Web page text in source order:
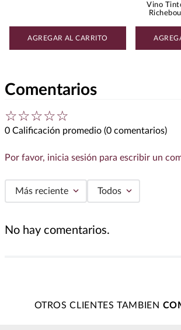
AGREGAR AL CARRITO
Vino
Comentarios
☆☆☆☆☆
0 Calificación promedio (0 comentarios)
Por favor, inicia sesión para escribir un
Más reciente Todos
No hay comentarios.
OTROS CLIENTES TAMBIEN